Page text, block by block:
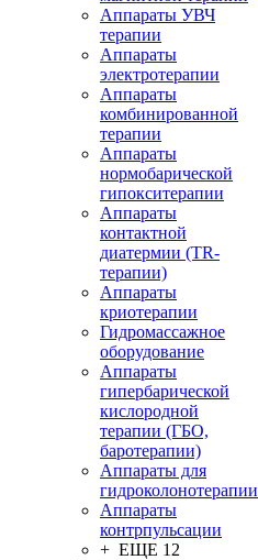
Аппараты УВЧ
терапии
Аппараты
электротерапии
Аппараты
комбинированной
терапии
Аппараты
нормобарической
гипокситерапии
Аппараты
контактной
диатермии (TR-
терапии)
Аппараты
криотерапии
Гидромассажное
оборудование
Аппараты
гипербарической
кислородной
терапии (ГБО,
баротерапии)
Аппараты для
гидроколонотерапии
Аппараты
контрпульсации
+ ЕЩЕ 12